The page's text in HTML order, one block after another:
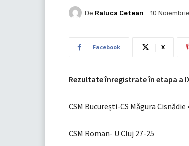
De Raluca Cetean 10
Facebook X
Rezultate înregistrate în etapa a
CSM București-CS Măgura Cisnădie
CSM Roman- U Cluj 27-25